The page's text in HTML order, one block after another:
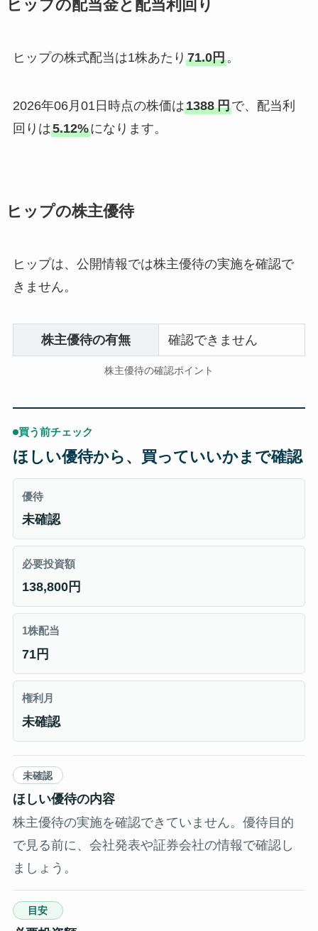
ヒップの配当金と配当利回り
ヒップの株式配当は1株あたり 71.0円。
2026年06月01日時点の株価は1388 円で、配当利
回りは5.12%になります。
ヒップの株主優待
ヒップは、公開情報では株主優待の実施を確認で
きません。
株主優待の有無 確認できません
株主優待の確認ポイント
買う前チェック
ほしい優待から、買っていいかまで確認
優待
未確認
必要投資額
138,800円
1株配当
71円
権利月
未確認
未確認
ほしい優待の内容
株主優待の実施を確認できていません。優待目的
で見る前に、会社発表や証券会社の情報で確認し
ましょう。
目安